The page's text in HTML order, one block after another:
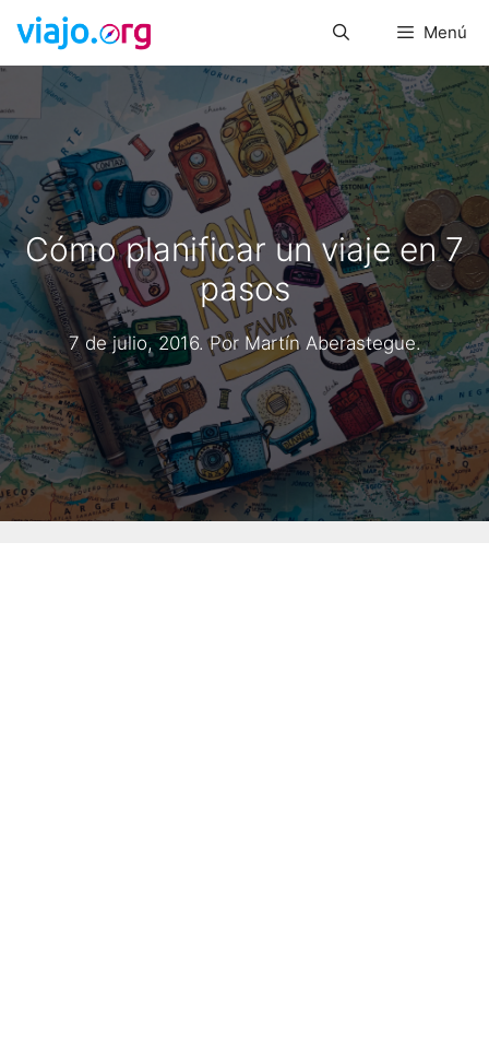
Saltar
contenido
Menú
Cómo planificar un viaje en 7
pasos
7 de julio, 2016. Por Martín Aberastegue.